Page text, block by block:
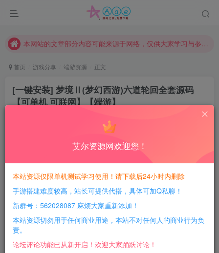
现在赞助会员享受专属折扣，详情点击此条公告。
本网站的文章部分内容可能来源于网络，仅供大家学习与参考，如有侵权，请联系站长QQ466107887进行删除处理。
首页 游戏分享 端游资源 正文
[一键安装] 梦境Ⅱ(梦幻西游)六道轮回全套源码
【可单机 可联网】【端游】
每日活跃最高可获得600积分！所有资源可以使用
积分免费兑换！
各位中午好啊！今天给各位带来一个最近很火的梦幻
端，叫梦境2 总体来说美滋滋 据说源码上万 这不免费给大
家了么！
本源码支持单机 支持联网 可商业开服 配套全套攻略！！
修复爆率问题 去除源码后门，网关直连 非常NICE~~~~
艾尔资源网欢迎您！
本站资源仅限单机测试学习使用！请下载后24小时内删除
手游搭建难度较高，站长可提供代搭，具体可加Q私聊！
新群号：562028087 麻烦大家重新添加！
本站资源切勿用于任何商业用途，本站不对任何人的商业行为负
责。
论坛评论功能已从新开启！欢迎大家踊跃讨论！